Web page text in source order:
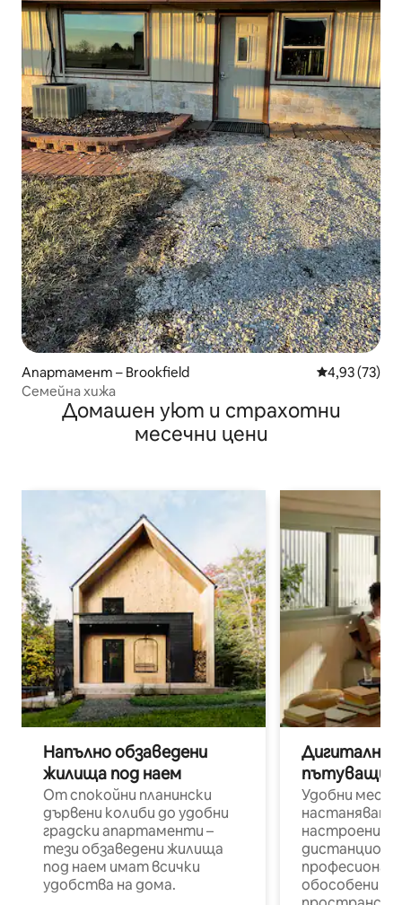
Апартамент – Brookfield Средна
4,93 (73)
Семейна хижа
Домашен уют и страхотни
месечни цени
Напълно обзаведени
жилища под наем
От спокойни планински
дървени колиби до удобни
градски апартаменти –
тези обзаведени жилища
под наем имат всички
удобства на дома.
Дигитални
пътуващи
Удобни
настаняване
настроени и
обособени